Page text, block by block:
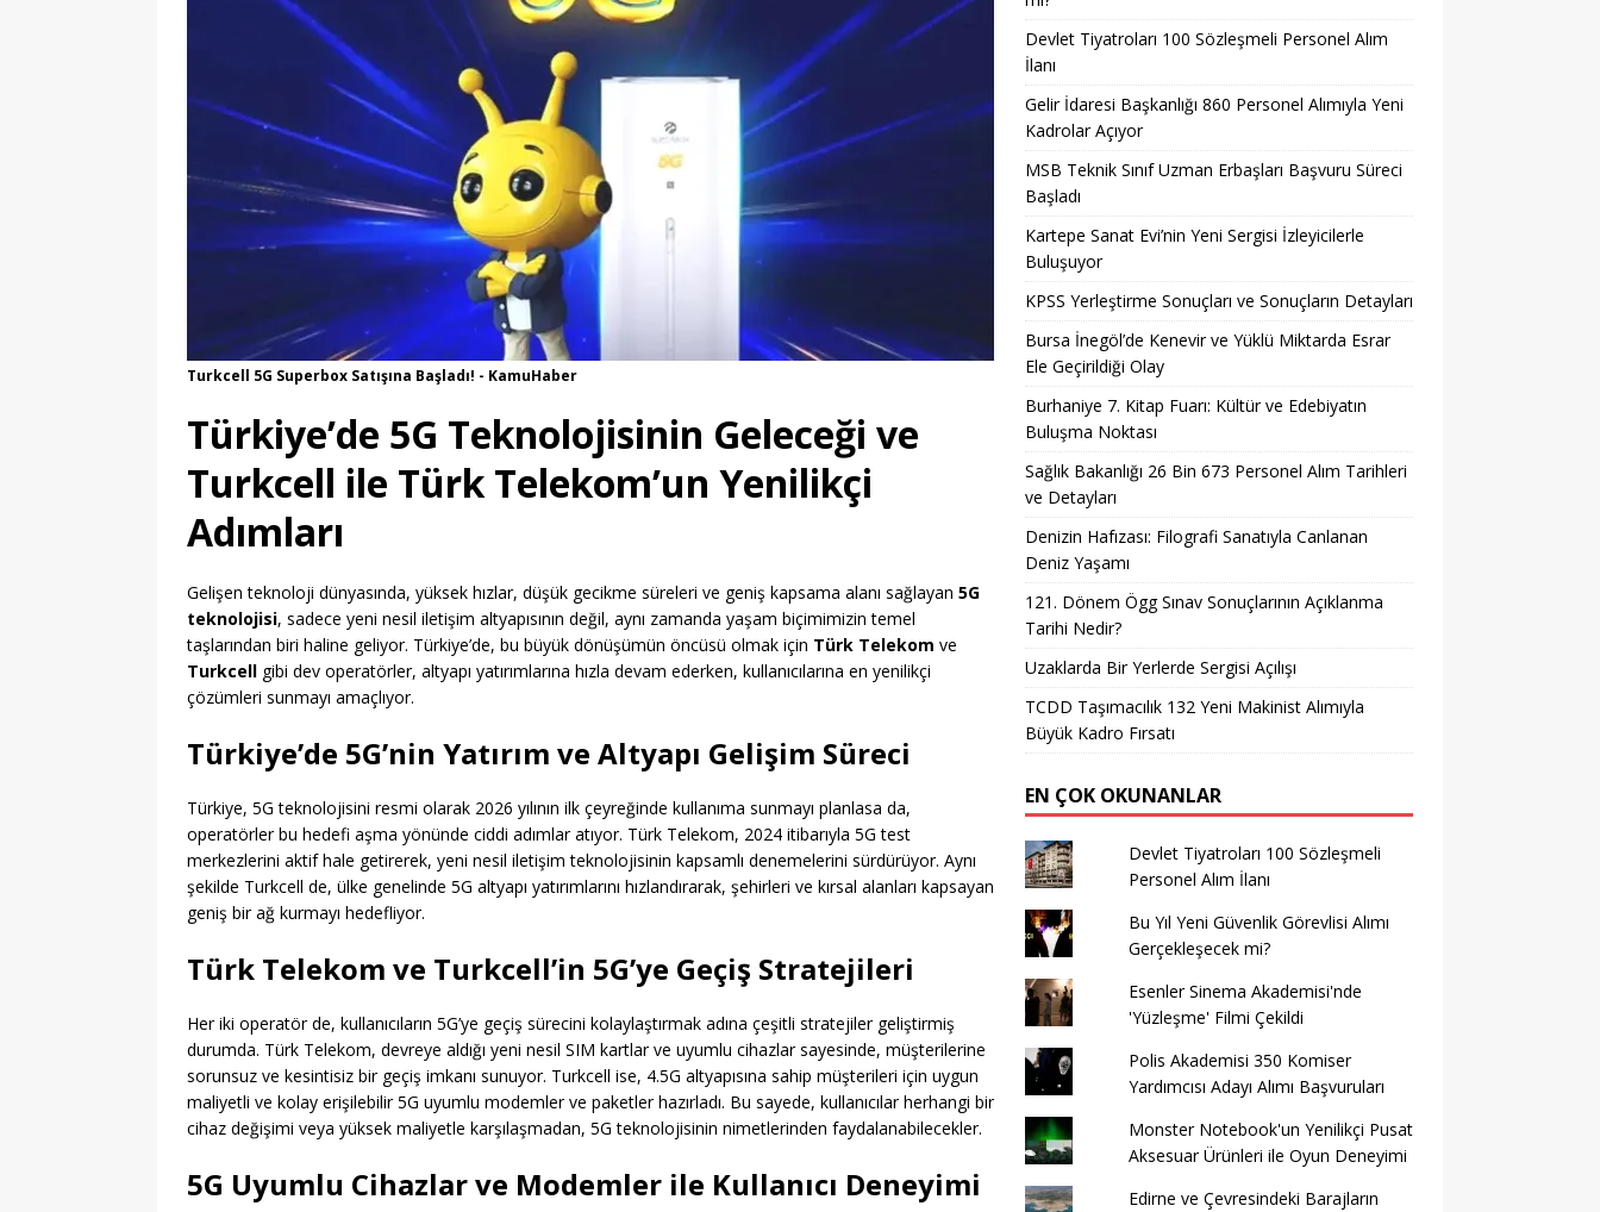
Turkcell 5G Superbox Satışına Başladı! - KamuHaber
Türkiye’de 5G Teknolojisinin Geleceği ve
Turkcell ile Türk Telekom’un Yenilikçi
Adımları
Gelişen teknoloji dünyasında, yüksek hızlar, düşük gecikme süreleri ve geniş kapsama alanı sağlayan 5G
teknolojisi, sadece yeni nesil iletişim altyapısının değil, aynı zamanda yaşam biçimimizin temel
taşlarından biri haline geliyor. Türkiye’de, bu büyük dönüşümün öncüsü olmak için Türk Telekom ve
Turkcell gibi dev operatörler, altyapı yatırımlarına hızla devam ederken, kullanıcılarına en yenilikçi
çözümleri sunmayı amaçlıyor.
Türkiye’de 5G’nin Yatırım ve Altyapı Gelişim Süreci
Türkiye, 5G teknolojisini resmi olarak 2026 yılının ilk çeyreğinde kullanıma sunmayı planlasa da,
operatörler bu hedefi aşma yönünde ciddi adımlar atıyor. Türk Telekom, 2024 itibarıyla 5G test
merkezlerini aktif hale getirerek, yeni nesil iletişim teknolojisinin kapsamlı denemelerini sürdürüyor. Aynı
şekilde Turkcell de, ülke genelinde 5G altyapı yatırımlarını hızlandırarak, şehirleri ve kırsal alanları kapsayan
geniş bir ağ kurmayı hedefliyor.
Türk Telekom ve Turkcell’in 5G’ye Geçiş Stratejileri
Her iki operatör de, kullanıcıların 5G’ye geçiş sürecini kolaylaştırmak adına çeşitli stratejiler geliştirmiş
durumda. Türk Telekom, devreye aldığı yeni nesil SIM kartlar ve uyumlu cihazlar sayesinde, müşterilerine
sorunsuz ve kesintisiz bir geçiş imkanı sunuyor. Turkcell ise, 4.5G altyapısına sahip müşterileri için uygun
maliyetli ve kolay erişilebilir 5G uyumlu modemler ve paketler hazırladı. Bu sayede, kullanıcılar herhangi bir
cihaz değişimi veya yüksek maliyetle karşılaşmadan, 5G teknolojisinin nimetlerinden faydalanabilecekler.
5G Uyumlu Cihazlar ve Modemler ile Kullanıcı Deneyimi
Devlet Tiyatroları 100 Sözleşmeli Personel Alım
İlanı
Gelir İdaresi Başkanlığı 860 Personel Alımıyla Yeni
Kadrolar Açıyor
MSB Teknik Sınıf Uzman Erbaşları Başvuru Süreci
Başladı
Kartepe Sanat Evi’nin Yeni Sergisi İzleyicilerle
Buluşuyor
KPSS Yerleştirme Sonuçları ve Sonuçların Detayları
Bursa İnegöl’de Kenevir ve Yüklü Miktarda Esrar
Ele Geçirildiği Olay
Burhaniye 7. Kitap Fuarı: Kültür ve Edebiyatın
Buluşma Noktası
Sağlık Bakanlığı 26 Bin 673 Personel Alım Tarihleri
ve Detayları
Denizin Hafızası: Filografi Sanatıyla Canlanan
Deniz Yaşamı
121. Dönem Ögg Sınav Sonuçlarının Açıklanma
Tarihi Nedir?
Uzaklarda Bir Yerlerde Sergisi Açılışı
TCDD Taşımacılık 132 Yeni Makinist Alımıyla
Büyük Kadro Fırsatı
EN ÇOK OKUNANLAR
Devlet Tiyatroları 100 Sözleşmeli
Personel Alım İlanı
Bu Yıl Yeni Güvenlik Görevlisi Alımı
Gerçekleşecek mi?
Esenler Sinema Akademisi'nde
'Yüzleşme' Filmi Çekildi
Polis Akademisi 350 Komiser
Yardımcısı Adayı Alımı Başvuruları
Monster Notebook'un Yenilikçi Pusat
Aksesuar Ürünleri ile Oyun Deneyimi
Edirne ve Çevresindeki Barajların